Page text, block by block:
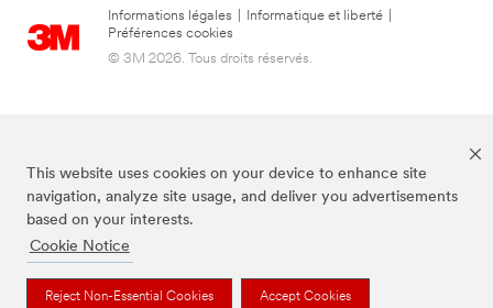
This website uses cookies on your device to enhance site
navigation, analyze site usage, and deliver you advertisements
based on your interests.
Cookie Notice
Reject Non-Essential Cookies Accept Cookies
Informations légales Informatique et liberté
Préférences cookies
© 3M 2026. Tous droits réservés.
de 3M.